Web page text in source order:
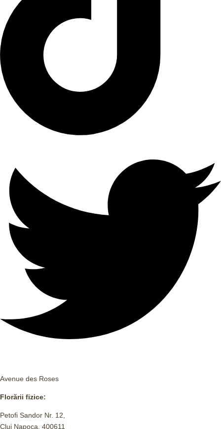
Avenue des Roses
Florării fizice:
Petofi Sandor Nr. 12,
Cluj Napoca, 400611